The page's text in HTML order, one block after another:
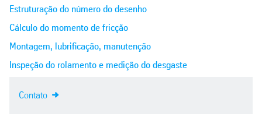
Estruturação do número do desenho
Cálculo do momento de fricção
Montagem, lubrificação, manutenção
Inspeção do rolamento e medição do desgaste
Contato